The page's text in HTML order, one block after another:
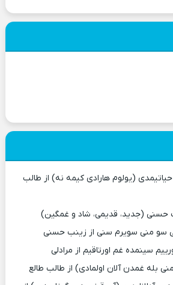
(یولوم هارادی کیمه نه) از طالب
حسنی (جدید، قدیمی، شاد و غمگین)
سو منی سویرم سنی از زینب حسنی
سینمده غم اورتاقیم از مرادلی
بله غمدن آلان اولمادی) از طالب طالع